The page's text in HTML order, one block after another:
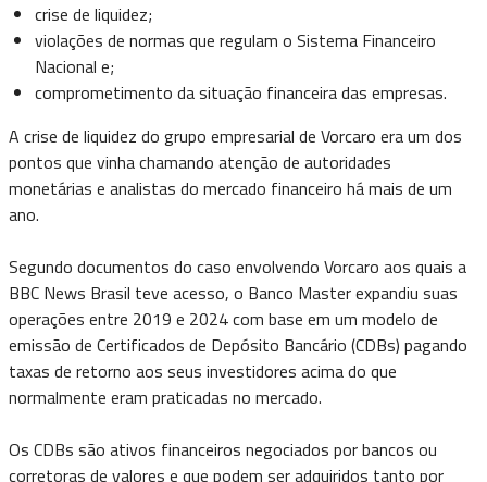
crise de liquidez;
violações de normas que regulam o Sistema Financeiro
Nacional e;
comprometimento da situação financeira das empresas.
A crise de liquidez do grupo empresarial de Vorcaro era um dos
pontos que vinha chamando atenção de autoridades
monetárias e analistas do mercado financeiro há mais de um
ano.
Segundo documentos do caso envolvendo Vorcaro aos quais a
BBC News Brasil teve acesso, o Banco Master expandiu suas
operações entre 2019 e 2024 com base em um modelo de
emissão de Certificados de Depósito Bancário (CDBs) pagando
taxas de retorno aos seus investidores acima do que
normalmente eram praticadas no mercado.
Os CDBs são ativos financeiros negociados por bancos ou
corretoras de valores e que podem ser adquiridos tanto por